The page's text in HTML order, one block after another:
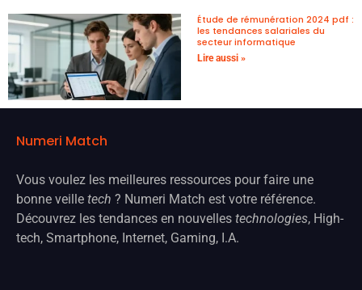
Étude de rémunération 2024 pdf :
les tendances salariales du
secteur informatique
Lire aussi »
Numeri Match
Vous voulez les meilleures ressources pour faire une
bonne veille tech ? Numeri Match est votre référence.
Découvrez les tendances en nouvelles technologies, High-
tech, Smartphone, Internet, Gaming, I.A.